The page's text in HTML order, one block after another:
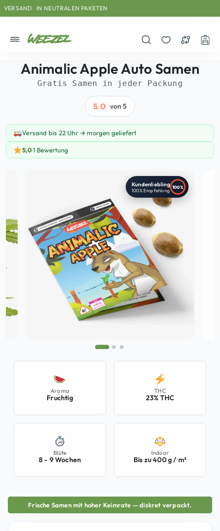
Skip to main content
Direkt zum Inhalt
Weiter zum Footer
VERSAND
MIT DISKRETEM ABSENDER
Animalic Apple Auto Samen
Gratis Samen in jeder Packung
5.0 von 5
Versand bis 22 Uhr → morgen geliefert
Versand-Information: Versand bis 22 Uhr → morgen geliefert
5,0·1 Bewertung
Kundenliebling
100% Empfehlung
100%
Aroma
Fruchtig
THC
23% THC
Blüte
8 - 9 Wochen
Indoor
Bis zu 400 g / m²
Frische Samen mit hoher Keimrate — diskret verpackt.